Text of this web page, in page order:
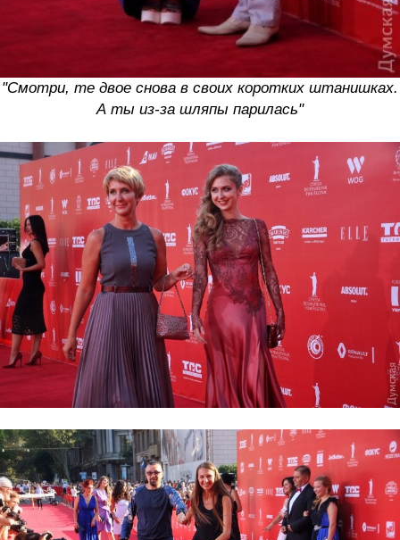
"Смотри, те двое снова в своих коротких штанишках.
А ты из-за шляпы парилась"